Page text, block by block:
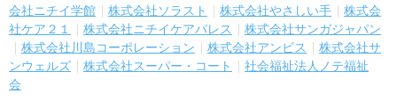
会社ニチイ学館
株式会社ソラスト 株式会社やさしい手
株式会
社ケア２１
株式会社ニチイケアパレス
株式会社サンガジャパン
株式会社川島コーポレーション
株式会社アンビス
株式会社サ
ンウェルズ
株式会社スーパー・コート
社会福祉法人ノテ福祉
会